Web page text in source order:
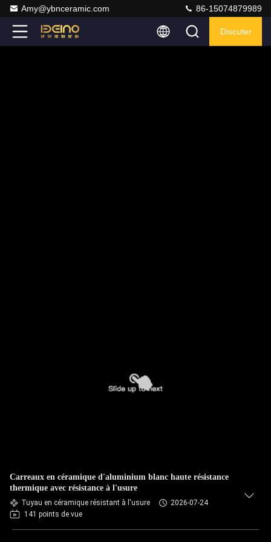
Amy@ybnceramic.com 86-15074879989
Discuter
Carreaux en céramique d'aluminium blanc haute résistance
thermique avec résistance à l'usure
Tuyau en céramique résistant à l'usure
2026-07-24
141 points de vue